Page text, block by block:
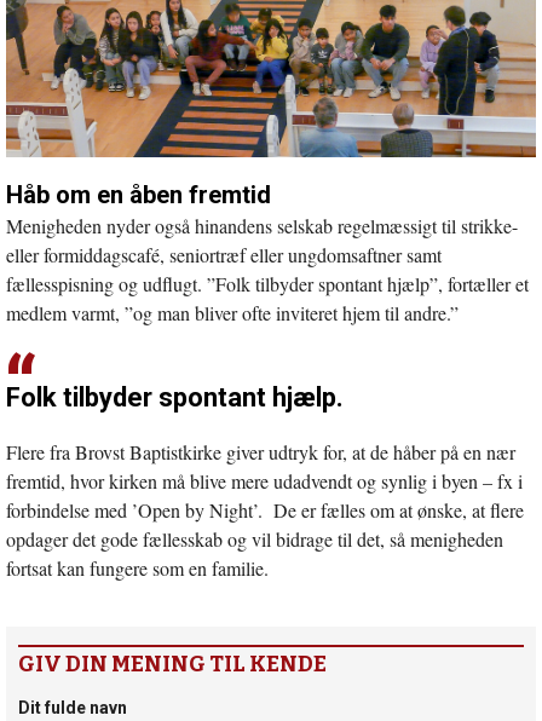
Håb om en åben fremtid
Menigheden nyder også hinandens selskab regelmæssigt til strikke-
eller formiddagscafé, seniortræf eller ungdomsaftner samt
fællesspisning og udflugt. ”Folk tilbyder spontant hjælp”, fortæller et
medlem varmt, ”og man bliver ofte inviteret hjem til andre.”
Folk tilbyder spontant hjælp.
Flere fra Brovst Baptistkirke giver udtryk for, at de håber på en nær
fremtid, hvor kirken må blive mere udadvendt og synlig i byen – fx i
forbindelse med ’Open by Night’. De er fælles om at ønske, at flere
opdager det gode fællesskab og vil bidrage til det, så menigheden
fortsat kan fungere som en familie.
GIV DIN MENING TIL KENDE
Dit fulde navn